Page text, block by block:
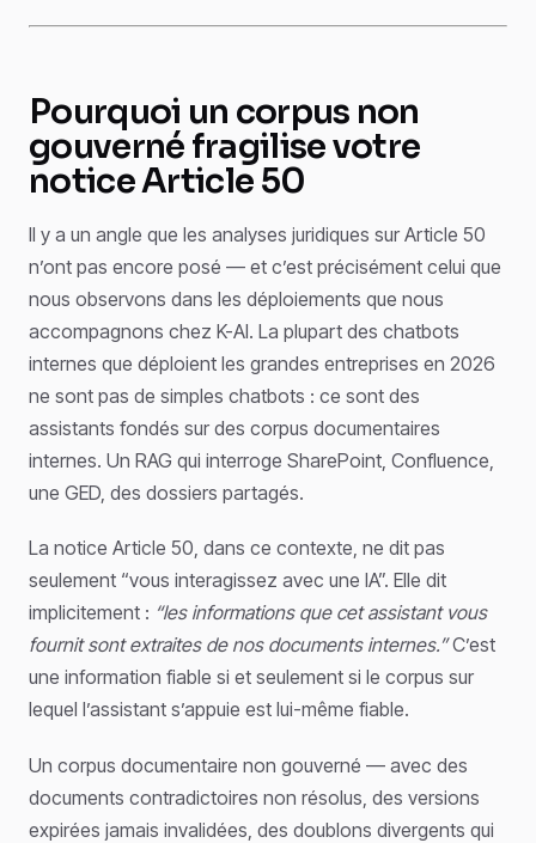
Pourquoi un corpus non
gouverné fragilise votre
notice Article 50
Il y a un angle que les analyses juridiques sur Article 50
n’ont pas encore posé — et c’est précisément celui que
nous observons dans les déploiements que nous
accompagnons chez K-AI. La plupart des chatbots
internes que déploient les grandes entreprises en 2026
ne sont pas de simples chatbots : ce sont des
assistants fondés sur des corpus documentaires
internes. Un RAG qui interroge SharePoint, Confluence,
une GED, des dossiers partagés.
La notice Article 50, dans ce contexte, ne dit pas
seulement “vous interagissez avec une IA”. Elle dit
implicitement : “les informations que cet assistant vous
fournit sont extraites de nos documents internes.”C’est
une information fiable si et seulement si le corpus sur
lequel l’assistant s’appuie est lui-même fiable.
Un corpus documentaire non gouverné — avec des
documents contradictoires non résolus, des versions
expirées jamais invalidées, des doublons divergents qui